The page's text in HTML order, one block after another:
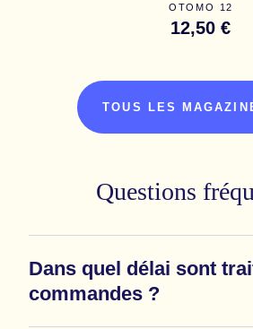
OTOMO 12
12,50 €
TOUS LES
Questions
Dans quel délai sont
commandes ?